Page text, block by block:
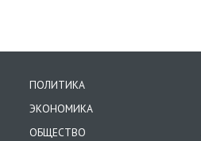
ПОЛИТИКА
ЭКОНОМИКА
ОБЩЕСТВО